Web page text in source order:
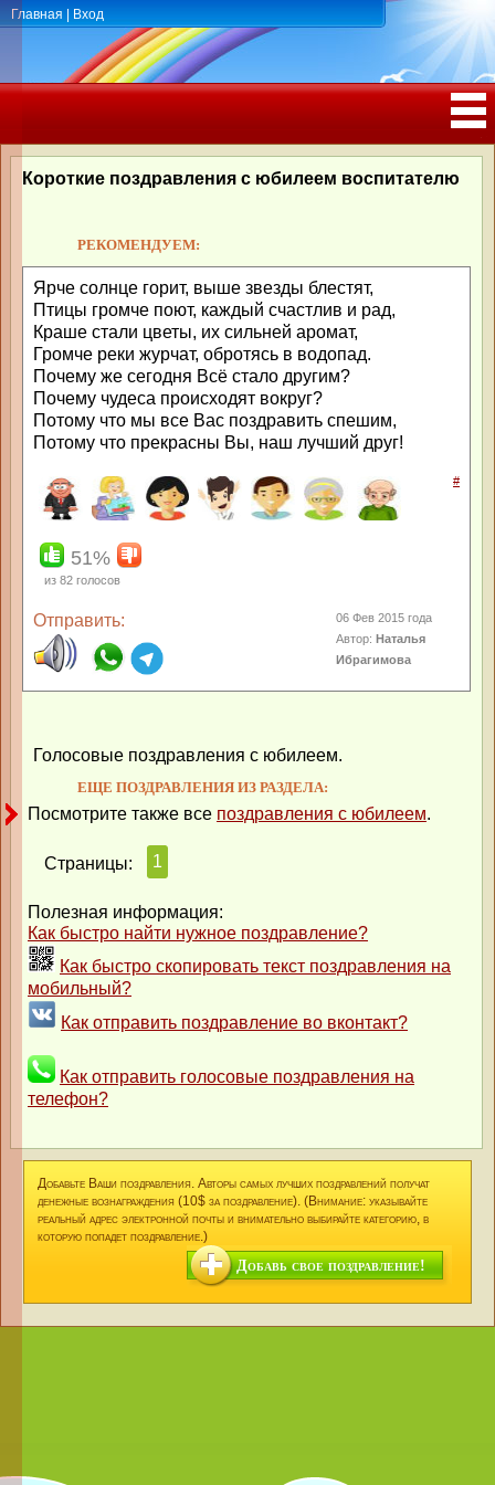
Главная Вход
РОЖДЕНИЯ, ЮБИЛЕЕМ
Короткие поздравления с юбилеем воспитателю
РЕКОМЕНДУЕМ:
Ярче солнце горит, выше звезды блестят,
Птицы громче поют, каждый счастлив и рад,
Краше стали цветы, их сильней аромат,
Громче реки журчат, обротясь в водопад.
Почему же сегодня Всё стало другим?
Почему чудеса происходят вокруг?
Потому что мы все Вас поздравить спешим,
Потому что прекрасны Вы, наш лучший друг!
#
51%
из 82 голосов
Отправить:
06 Фев 2015 года
Автор:Наталья
Ибрагимова
Голосовые поздравления с юбилеем.
ЕЩЕ ПОЗДРАВЛЕНИЯ ИЗ РАЗДЕЛА:
Посмотрите также все поздравления с юбилеем.
Страницы: 1
Полезная информация:
Как быстро найти нужное поздравление?
Как быстро скопировать текст поздравления на
мобильный?
Как отправить поздравление во вконтакт?
Как отправить голосовые поздравления на
телефон?
Добавьте Ваши поздравления. Авторы самых лучших поздравлений получат
денежные вознаграждения (10$ за поздравление). (Внимание: указывайте
реальный адрес электронной почты и внимательно выбирайте категорию, в
которую попадет поздравление.)
Добавь свое поздравление!